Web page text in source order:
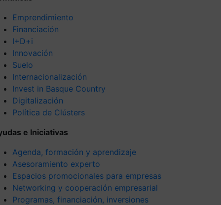
Emprendimiento
Financiación
I+D+i
Innovación
Suelo
Internacionalización
Invest in Basque Country
Digitalización
Política de Clústers
e Iniciativas
Agenda, formación y aprendizaje
Asesoramiento experto
Espacios promocionales para empresas
Networking y cooperación empresarial
Programas, financiación, inversiones